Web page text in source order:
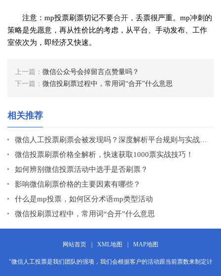
注意：mp投票刷票切记不要合开 ，丢票很严重。mp冲刺的
策略是先愿意，再从性价比的考虑，从平台、手动发布、工作
室依次为，即经济又快速。
上一篇： 微信公众号会掉留言点赞量吗？
下一篇： 微信投刷票过程中，常用词“合开”什么意思
相关推荐
微信人工投票刷票会被发现吗？深度解析平台规则与实战经验
微信投票刷票价格全解析，快速获取1000票实战技巧！
如何辨别微信投票活动中选手是否刷票？
影响微信刷票价格的主要因素有哪些？
什么是mp投票，如何区分术语mp类型活动
微信投刷票过程中，常用词“合开”什么意思
网站首页 XML地图 MAP地图
"微信人工投票是我们团队的强项，我们会根据客户的活动跟当前票数来制定计